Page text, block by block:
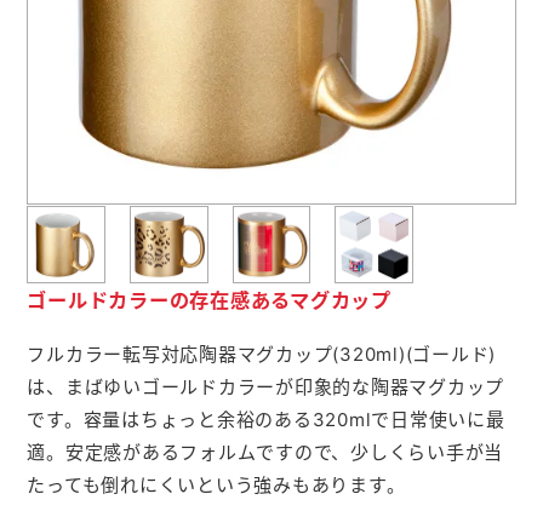
会社概要 お問い合わせ
ポケットティッシュ本舗
カレンダー本舗
カイロ本舗
キャンディー本舗
ボックスティッシュ本舗
メモ帳本舗
クリアファイル本舗
ゴールドカラーの存在感あるマグカップ
フルカラー転写対応陶器マグカップ(320ml)(ゴールド)
は、まばゆいゴールドカラーが印象的な陶器マグカップ
です。容量はちょっと余裕のある320mlで日常使いに最
適。安定感があるフォルムですので、少しくらい手が当
たっても倒れにくいという強みもあります。